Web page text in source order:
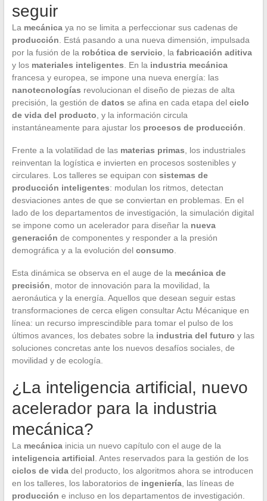
seguir
La mecánicaya no se limita a perfeccionar sus cadenas de
producción . Está pasando a una nueva dimensión, impulsada
por la fusión de la robótica de servicio , la fabricación aditiva
y los materiales inteligentes . En la industria mecánica
francesa y europea, se impone una nueva energía: las
nanotecnologías revolucionan el diseño de piezas de alta
precisión, la gestión de datos se afina en cada etapa del ciclo
de vida del producto , y la información circula
instantáneamente para ajustar los procesos de producción
Frente a la volatilidad de las materias primas , los industriales
reinventan la logística e invierten en procesos sostenibles y
circulares. Los talleres se equipan con sistemas de
producción inteligentes: modulan los ritmos, detectan
desviaciones antes de que se conviertan en problemas. En el
lado de los departamentos de investigación, la simulación digital
se impone como un acelerador para diseñar la nueva
generación de componentes y responder a la presión
demográfica y a la evolución del consumo
Esta dinámica se observa en el auge de la mecánica de
precisión , motor de innovación para la movilidad, la
aeronáutica y la energía. Aquellos que desean seguir estas
transformaciones de cerca eligen consultar Actu Mécanique en
línea: un recurso imprescindible para tomar el pulso de los
últimos avances, los debates sobre la industria del futuro y las
soluciones concretas ante los nuevos desafíos sociales, de
movilidad y de ecología.
¿La inteligencia artificial, nuevo
acelerador para la industria
mecánica?
La mecánicainicia un nuevo capítulo con el auge de la
inteligencia artificial . Antes reservados para la gestión de los
ciclos de vidadel producto, los algoritmos ahora se introducen
en los talleres, los laboratorios de ingeniería, las líneas de
producción e incluso en los departamentos de investigación.